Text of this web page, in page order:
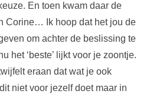
En toen kwam daar de
Corine… Ik hoop dat het jou de
om achter de beslissing te
het ‘beste’ lijkt voor je zoontje.
eraan dat wat je ook
niet voor jezelf doet maar in